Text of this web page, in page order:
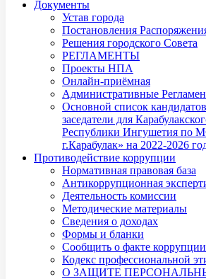
Документы
Устав города
Постановления
Решения городского Совета
РЕГЛАМЕНТЫ
Проекты НПА
Онлайн-приёмная
Административные
Основной список
заседатели для
Республики Ингушетия по
г.Карабулак» на 2022-2026
Противодействие коррупции
Нормативная правовая база
Антикоррупционная
Деятельность комиссии
Методические материалы
Сведения о доходах
Формы и бланки
Сообщить о факте коррупции
Кодекс профессиональной
О ЗАЩИТЕ